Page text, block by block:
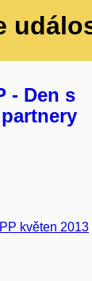
- Den s